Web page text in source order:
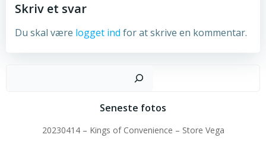
Skriv et svar
Du skal være logget ind for at skrive en kommentar.
Seneste fotos
20230414 – Kings of Convenience – Store Vega